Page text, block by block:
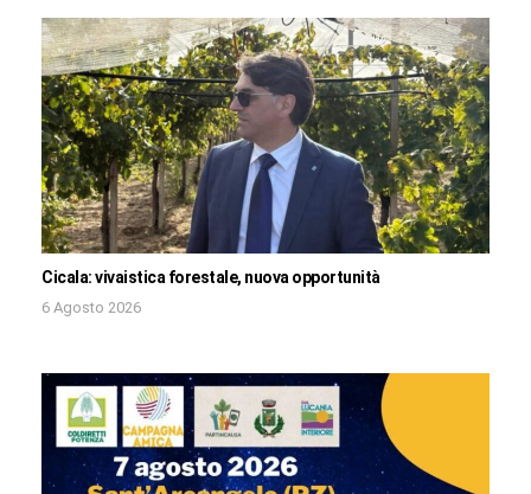
Cicala: vivaistica forestale, nuova opportunità
6 Agosto 2026